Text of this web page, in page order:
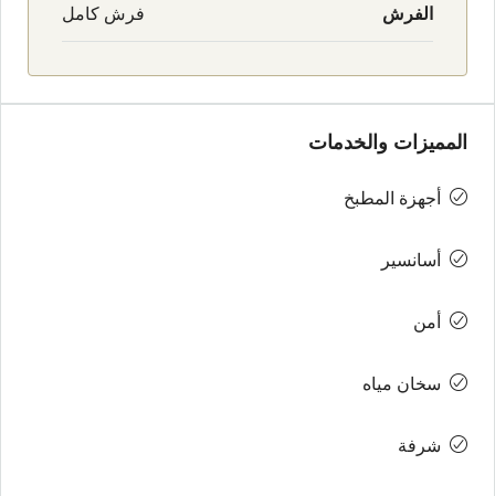
الفرش فرش كامل
المميزات والخدمات
أجهزة المطبخ
أسانسير
أمن
سخان مياه
شرفة